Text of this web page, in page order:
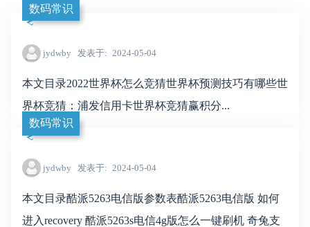
数码常识
jydwby 发表于 2024-05-04
本文目录2022世界杯怎么竞猜世界杯预测技巧有哪些世
界杯竞猜：浦发信用卡世界杯竞猜赢积分...
数码常识
jydwby 发表于 2024-05-04
本文目录酷派5263电信版参数表酷派5263电信版 如何
进入recovery 酷派5263s电信4g版怎么一键刷机 奇兔支